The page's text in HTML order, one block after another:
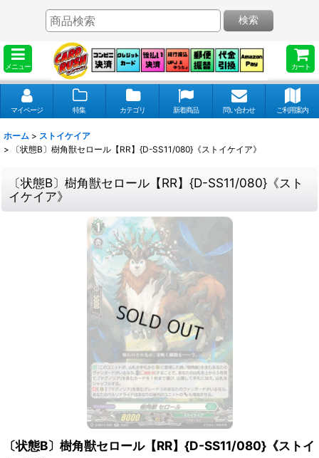
メニュー カート
検索
マイページ 特集 カテゴリ 新着商品 問い合わせ ご利用案内
ホーム > ストイケイア
>
〔状態B〕樹角獣セロール【RR】{D-SS11/080}《ストイケイア》
〔状態B〕樹角獣セロール【RR】{D-SS11/080}《スト
イケイア》
〔状態B〕樹角獣セロール【RR】{D-SS11/080}《ストイ